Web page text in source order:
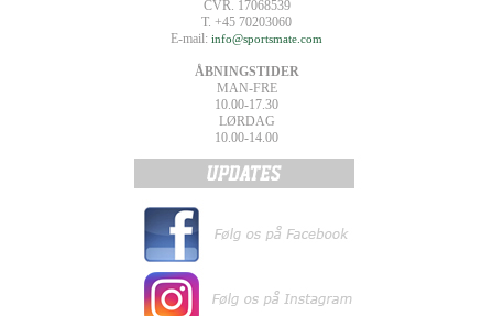
CVR. 17068539
T. +45 70203060
E-mail: info@sportsmate.com
ÅBNINGSTIDER
MAN-FRE
10.00-17.30
LØRDAG
10.00-14.00